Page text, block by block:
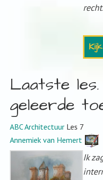
Laatste
geleerde
ABC Architectuur Les 7
Annemiek van Hemert
Ik